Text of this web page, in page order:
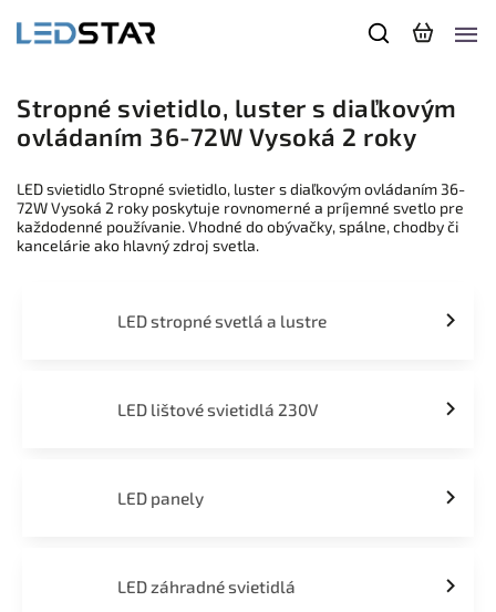
Stropné svietidlo, luster s diaľkovým
ovládaním 36-72W Vysoká 2 roky
LED svietidlo Stropné svietidlo, luster s diaľkovým ovládaním 36-
72W Vysoká 2 roky poskytuje rovnomerné a príjemné svetlo pre
každodenné používanie. Vhodné do obývačky, spálne, chodby či
kancelárie ako hlavný zdroj svetla.
LED stropné svetlá a lustre
LED lištové svietidlá 230V
LED panely
LED záhradné svietidlá